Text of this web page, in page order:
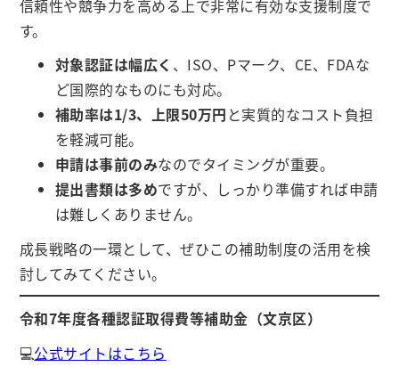
信頼性や競争力を高める上で非常に有効な支援制度で
す。
対象認証は幅広く 、ISO、Pマーク、CE、FDAな
ど国際的なものにも対応。
補助率は1/3、上限50万円 と実質的なコスト負担
を軽減可能。
申請は事前のみなのでタイミングが重要。
提出書類は多めですが、しっかり準備すれば申請
は難しくありません。
成長戦略の一環として、ぜひこの補助制度の活用を検
討してみてください。
令和7年度各種認証取得費等補助金（文京区）
💻公式サイトはこちら